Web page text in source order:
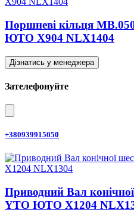
Поршневі кільця
ЮТО X904 NLX1404
Дізнатись у менеджера
Зателефонуйте
+380939915050
Приводний Вал
YTO ЮТО X1204